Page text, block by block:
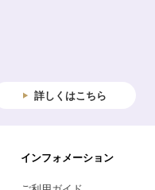
詳しくはこちら
インフォメーション